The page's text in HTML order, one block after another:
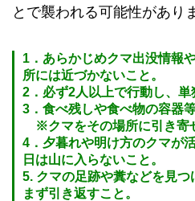
とで襲われる可能性があり
1．あらかじめクマ出没情報
所には近づかないこと。
2．必ず2人以上で行動し、単
3．食べ残しや食べ物の容器
※クマをその場所に引き寄
4．夕暮れや明け方のクマが
日は山に入らないこと。
5. クマの足跡や糞などを見
まず引き返すこと。